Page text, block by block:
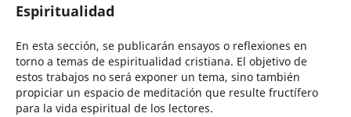
Espiritualidad
En esta sección, se publicarán ensayos o reflexiones en
torno a temas de espiritualidad cristiana. El objetivo de
estos trabajos no será exponer un tema, sino también
propiciar un espacio de meditación que resulte fructífero
para la vida espiritual de los lectores.